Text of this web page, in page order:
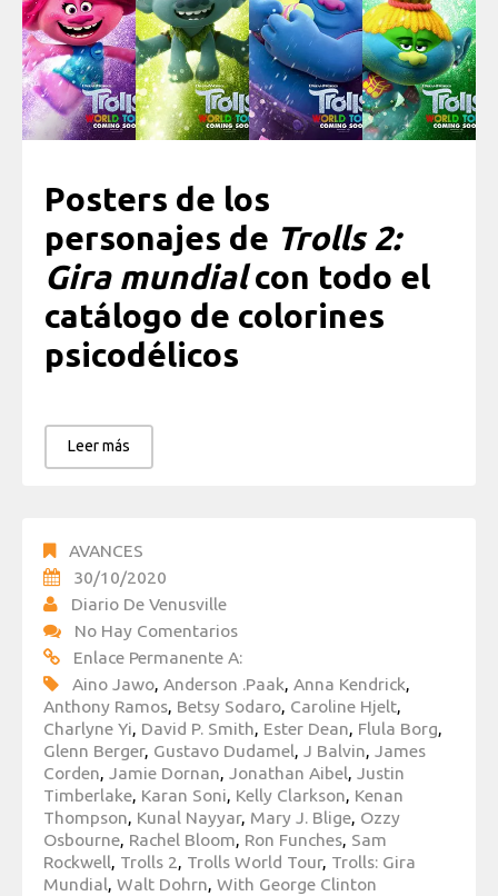
Posters de los
personajes de Trolls 2:
Gira mundialcon todo el
catálogo de colorines
psicodélicos
Leer más
AVANCES
30/10/2020
Diario De Venusville
No Hay Comentarios
Enlace Permanente A:
Aino Jawo, Anderson .Paak, Anna Kendrick,
Anthony Ramos, Betsy Sodaro, Caroline Hjelt,
Charlyne Yi, David P. Smith, Ester Dean, Flula Borg,
Glenn Berger, Gustavo Dudamel, J Balvin, James
Corden, Jamie Dornan, Jonathan Aibel, Justin
Timberlake, Karan Soni, Kelly Clarkson, Kenan
Thompson, Kunal Nayyar, Mary J. Blige, Ozzy
Osbourne, Rachel Bloom, Ron Funches, Sam
Rockwell, Trolls 2, Trolls World Tour, Trolls: Gira
Mundial, Walt Dohrn, With George Clinton